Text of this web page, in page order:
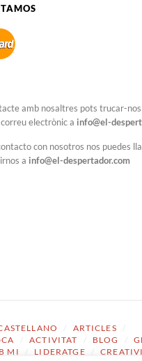
amb nosaltres pots trucar-
electrònic a info@el-
con nosotros nos puedes
a info@el-despertador.com
ARTICLES
ACTIVITAT BLOG
MI / LIDERATGE /